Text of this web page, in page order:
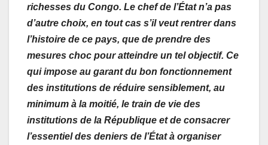
richesses du Congo. Le chef de l’État n’a pas
d’autre choix, en tout cas s’il veut rentrer dans
l’histoire de ce pays, que de prendre des
mesures choc pour atteindre un tel objectif. Ce
qui impose au garant du bon fonctionnement
des institutions de réduire sensiblement, au
minimum à la moitié, le train de vie des
institutions de la République et de consacrer
l’essentiel des deniers de l’État à organiser